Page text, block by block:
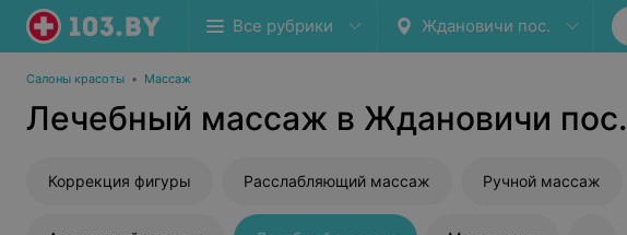
Все рубрики Ждановичи пос.
Салоны красоты • Массаж
Лечебный массаж в Ждановичи пос.
Коррекция фигуры Расслабляющий массаж Ручной массаж